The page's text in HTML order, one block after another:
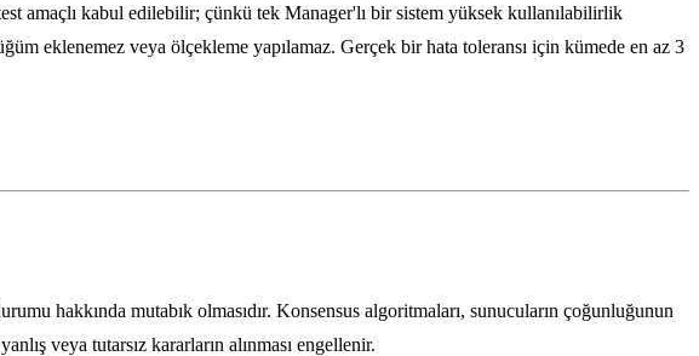
amaçlı kabul edilebilir; çünkü tek Manager'lı bir sistem yüksek kullanılabilirlik
eklenemez veya ölçekleme yapılamaz. Gerçek bir hata toleransı için kümede en az 3
hakkında mutabık olmasıdır. Konsensus algoritmaları, sunucuların çoğunluğunun
veya tutarsız kararların alınması engellenir.